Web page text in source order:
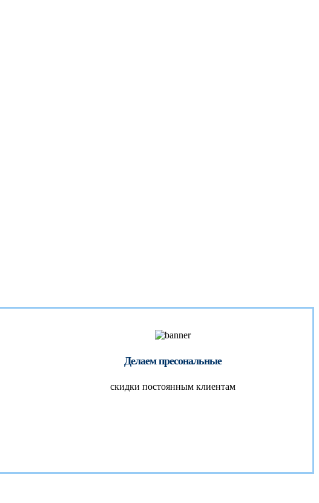
Делаем пресональные
скидки постоянным клиентам